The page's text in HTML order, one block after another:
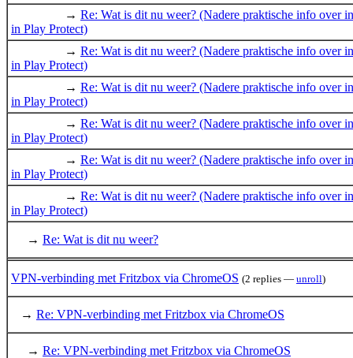
→ Re: Wat is dit nu weer? (Nadere praktische info over
in Play Protect)
→ Re: Wat is dit nu weer? (Nadere praktische info over
in Play Protect)
→ Re: Wat is dit nu weer? (Nadere praktische info over
in Play Protect)
→ Re: Wat is dit nu weer? (Nadere praktische info over
in Play Protect)
→ Re: Wat is dit nu weer? (Nadere praktische info over
in Play Protect)
→ Re: Wat is dit nu weer? (Nadere praktische info over
in Play Protect)
→ Re: Wat is dit nu weer?
VPN-verbinding met Fritzbox via ChromeOS (2 replies — unroll)
→ Re: VPN-verbinding met Fritzbox via ChromeOS
→ Re: VPN-verbinding met Fritzbox via ChromeOS